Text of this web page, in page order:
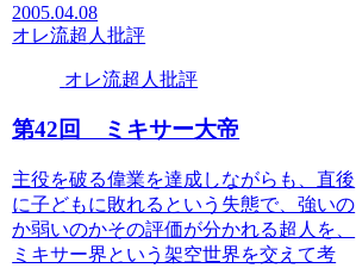
2005.04.08
オレ流超人批評
オレ流超人批評
第42回 ミキサー大帝
主役を破る偉業を達成しながらも、直後
に子どもに敗れるという失態で、強いの
か弱いのかその評価が分かれる超人を、
ミキサー界という架空世界を交えて考